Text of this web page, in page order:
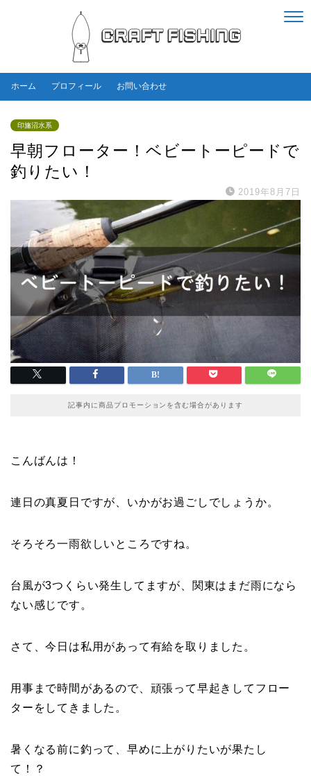
ホーム プロフィール お問い合わせ
印旛沼水系
早朝フローター！ベビートーピードで
釣りたい！
2019年8月7日
記事内に商品プロモーションを含む場合があります
こんばんは！
連日の真夏日ですが、いかがお過ごしでしょうか。
そろそろ一雨欲しいところですね。
台風が3つくらい発生してますが、関東はまだ雨になら
ない感じです。
さて、今日は私用があって有給を取りました。
用事まで時間があるので、頑張って早起きしてフロー
ターをしてきました。
暑くなる前に釣って、早めに上がりたいが果たし
て！？